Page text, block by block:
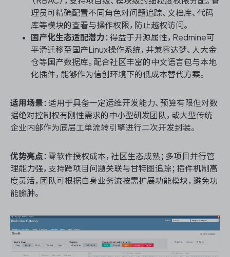
理员可精确配置不同角色对问题追踪、文档库、代码
库等模块的查看与操作权限，防止越权访问。
国产化生态适配潜力 ：得益于开源属性，Redmine可
平滑迁移至国产Linux操作系统，并兼容达梦、人大金
仓等国产数据库。配合社区丰富的中文语言包与本地
化插件，能够作为信创环境下的低成本替代方案。
适用场景 ：适用于具备一定运维开发能力、预算有限但对数
据绝对控制权有刚性需求的中小型研发团队，或大型传统
企业内部作为底层工单流转引擎进行二次开发封装。
优势亮点 ：零软件授权成本，社区生态成熟；多项目并行管
理能力强，支持跨项目问题关联与甘特图追踪；插件机制高
度灵活，团队可根据自身业务流按需扩展功能模块，避免功
能臃肿。